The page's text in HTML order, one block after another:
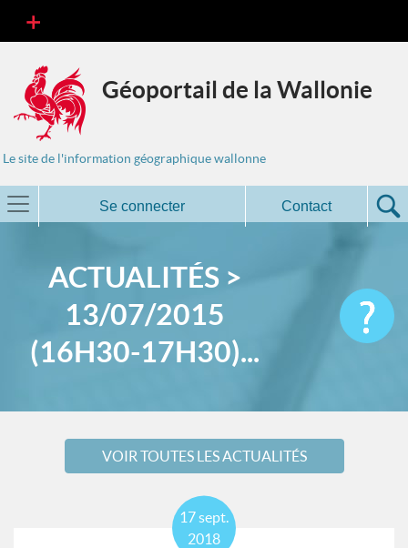
Géoportail de la Wallonie
Le site de l'information géographique wallonne
Se connecter Contact
ACTUALITÉS >
13/07/2015
(16H30-17H30)...
VOIR TOUTES LES ACTUALITÉS
17sept.
2018